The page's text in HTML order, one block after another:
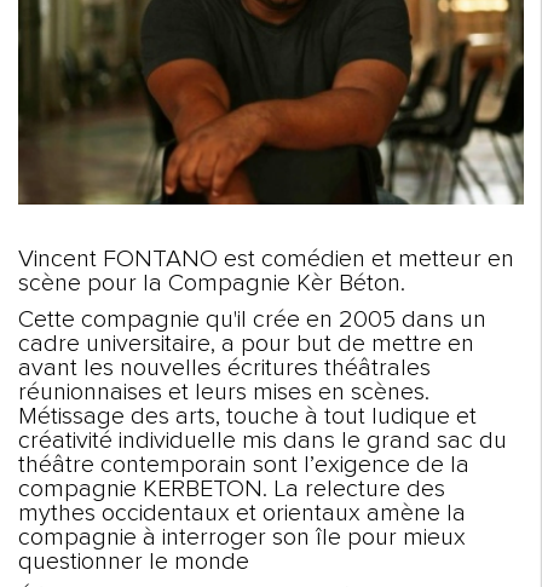
Vincent FONTANO est comédien et metteur en
scène pour la Compagnie Kèr Béton.
Cette compagnie qu'il crée en 2005 dans un
cadre universitaire, a pour but de mettre en
avant les nouvelles écritures théâtrales
réunionnaises et leurs mises en scènes.
Métissage des arts, touche à tout ludique et
créativité individuelle mis dans le grand sac du
théâtre contemporain sont l’exigence de la
compagnie KERBETON. La relecture des
mythes occidentaux et orientaux amène la
compagnie à interroger son île pour mieux
questionner le monde